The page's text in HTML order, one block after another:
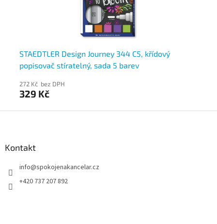
STAEDTLER Design Journey 344 C5, křídový
popisovač stíratelný, sada 5 barev
272 Kč bez DPH
329 Kč
Kontakt
info@spokojenakancelar.cz
+420 737 207 892